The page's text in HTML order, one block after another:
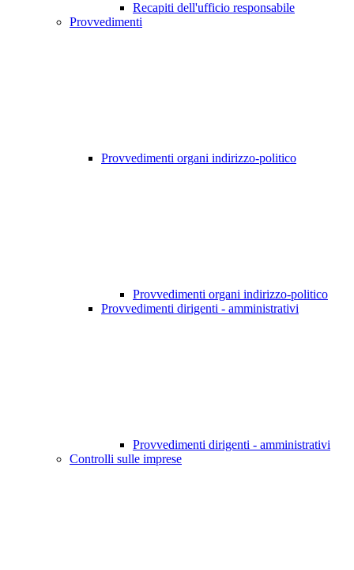
Recapiti dell'ufficio responsabile
Provvedimenti
Provvedimenti organi indirizzo-politico
Provvedimenti organi indirizzo-politico
Provvedimenti dirigenti - amministrativi
Provvedimenti dirigenti - amministrativi
Controlli sulle imprese